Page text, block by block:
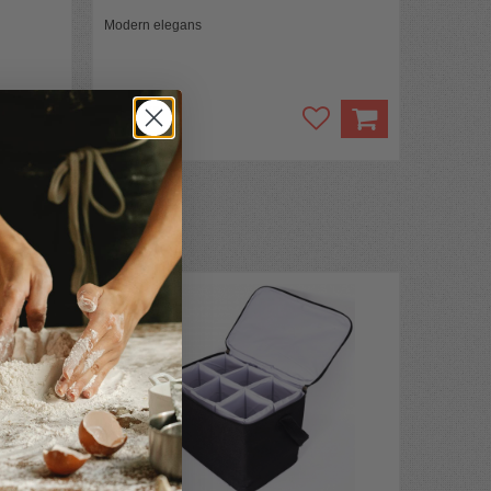
Modern elegans
349 kr